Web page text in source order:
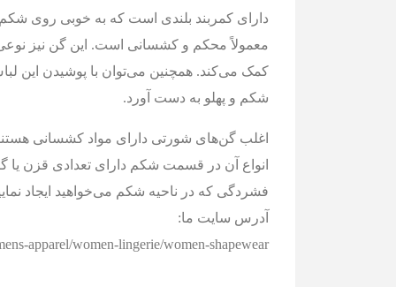
دارای کمربند بلندی است که به خوبی روی
معمولاً محکم و کشسانی است. این گن نیز
کمک می‌کند. همچنین می‌توان با پوشیدن این
شکم و پهلو به دست آورد.
اغلب گن‌های شورتی دارای مواد کشسانی
انواع آن در قسمت شکم دارای تعدادی قزن یا
فشردگی که در ناحیه شکم می‌خواهید ایجاد
آدرس سایت ما:
apparel/women-lingerie/women-shapewear/